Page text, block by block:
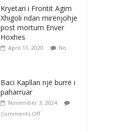
Kryetari i Frontit Agim
Xhigoli ndan mirënjohje
post mortum Enver
Hoxhes
April 11, 2020
No
Baci Kapllan një burrë i
paharruar
November 3, 2024
Comments Off